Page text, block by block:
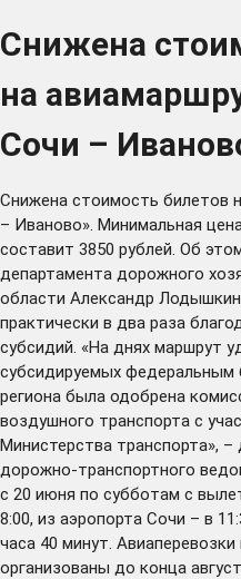
Снижена
на
Сочи –
Снижена стоимость билетов
– Иваново». Минимальная
составит 3850 рублей. Об
департамента дорожного
области Александр
практически в два раза
субсидий. «На днях маршрут
субсидируемых
региона была одобрена
воздушного транспорта с
Министерства транспорта»,
дорожно-транспортного
с 20 июня по субботам с
8:00, из аэропорта Сочи – в
часа 40 минут.
организованы до конца